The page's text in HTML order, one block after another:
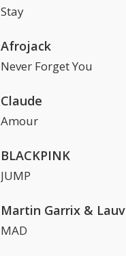
Stay
Afrojack
Never Forget You
Claude
Amour
BLACKPINK
JUMP
Martin Garrix & Lauv
MAD